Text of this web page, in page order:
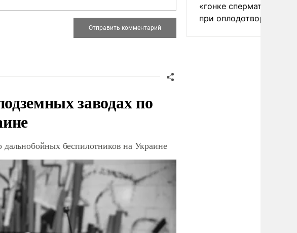
заводах по
дальнобойных беспилотников на Украине
«гонке
при оплодотворении